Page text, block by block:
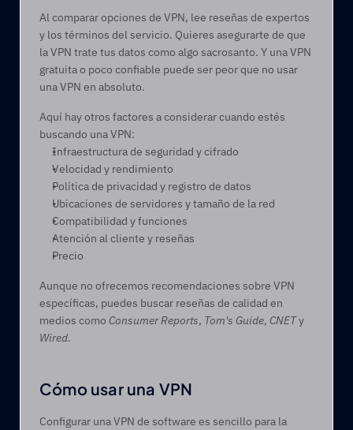
Al comparar opciones de VPN, lee reseñas de expertos
y los términos del servicio. Quieres asegurarte de que
la VPN trate tus datos como algo sacrosanto. Y una VPN
gratuita o poco confiable puede ser peor que no usar
una VPN en absoluto.
Aquí hay otros factores a considerar cuando estés
buscando una VPN:
Infraestructura de seguridad y cifrado
Velocidad y rendimiento
Política de privacidad y registro de datos
Ubicaciones de servidores y tamaño de la red
Compatibilidad y funciones
Atención al cliente y reseñas
Precio
Aunque no ofrecemos recomendaciones sobre VPN
específicas, puedes buscar reseñas de calidad en
medios como Consumer Reports, Tom's Guide, CNET
Wired.
Cómo usar una VPN
Configurar una VPN de software es sencillo para la